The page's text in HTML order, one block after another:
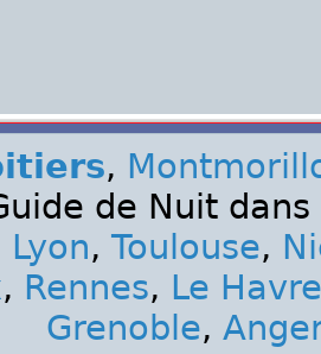
,
de Nuit
Lyon, Toulouse,
, Rennes, Le Havre
Grenoble,